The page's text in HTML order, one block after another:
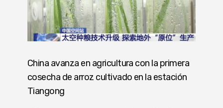
China avanza en agricultura con la primera
cosecha de arroz cultivado en la estación
Tiangong